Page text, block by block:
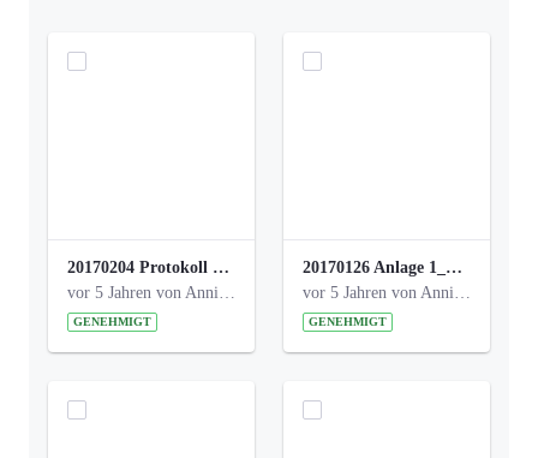
20170204 Protokoll Workshop 2 Promenade Schloßstraße (1).pdf
vor 5 Jahren von Anni Schlumberger
GENEHMIGT
20170126 Anlage 1_Kinderbeteiligung_Olga_Areal_Auswertung.pdf
vor 5 Jahren von Anni Schlumberger
GENEHMIGT